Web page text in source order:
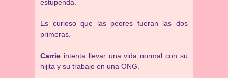
estupenda.
Es curioso que las peores fueran las dos
primeras.
Carrie intenta llevar una vida normal con su
hijita y su trabajo en una ONG.